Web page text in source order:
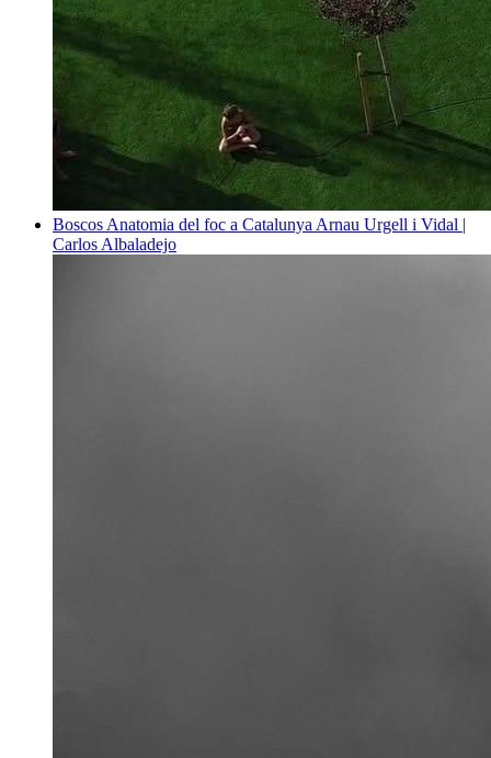
Boscos Anatomia del foc a Catalunya Arnau Urgell i Vidal |
Carlos Albaladejo